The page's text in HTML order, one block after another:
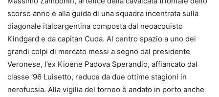
scorso anno e alla guida di una squadra incentrata sulla
diagonale italoargentina composta dal neoacquisto
Kindgard e da capitan Cuda. Al centro spazio a uno dei
grandi colpi di mercato messi a segno dal presidente
Veronese, l’ex Kioene Padova Sperandio, affiancato dal
classe ‘96 Luisetto, reduce da due ottime stagioni in
nerofucsia. Alla vigilia del torneo è andato in porto anche